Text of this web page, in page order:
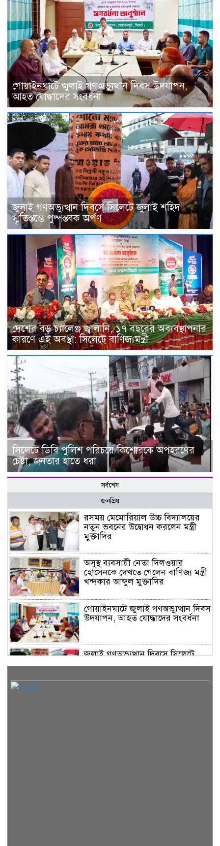
গোয়াইনঘাটে জুলাই গণঅভ্যুত্থান দিবস উদযাপন,
আহত যোদ্ধাদের সংবর্ধনা
জুলাই গণঅভ্যুত্থান দিবসে সিলেটে জুলাই শহিদ
স্মৃতিস্তম্ভে পুষ্পস্তবক অর্পণ
দেশের বড় চ্যালেঞ্জ জ্বালানি, ১৭ বছরের অব্যবস্থাপনার
কারণে এই অবস্থা: সিলেটে বাণিজ্যমন্ত্রী
সিলেটে ডিবি পুলিশ পরিচয়ে কিশোরকে অপহরণের
চেষ্টা, জনতার হাতে ধরা
সর্বশেষ
জনপ্রিয়
রসময় মেমোরিয়াল উচ্চ বিদ্যালয়ের
নতুন ভবনের উদ্বোধন করলেন মন্ত্রী
মুক্তাদির
অসুস্থ ব্যবসায়ী নেতা দিলওয়ার
হোসেনকে দেখতে গেলেন বাণিজ্য মন্ত্রী
খন্দকার আব্দুল মুক্তাদির
গোয়াইনঘাটে জুলাই গণঅভ্যুত্থান দিবস
উদযাপন, আহত যোদ্ধাদের সংবর্ধনা
জুলাই গণঅভ্যুত্থান দিবসে সিলেটে
জুলাই শহিদ স্মৃতিস্তম্ভে পুষ্পস্তবক অর্পণ